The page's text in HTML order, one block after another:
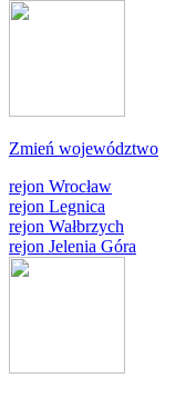
Zmień województwo
rejon Wrocław
rejon Legnica
rejon Wałbrzych
rejon Jelenia Góra